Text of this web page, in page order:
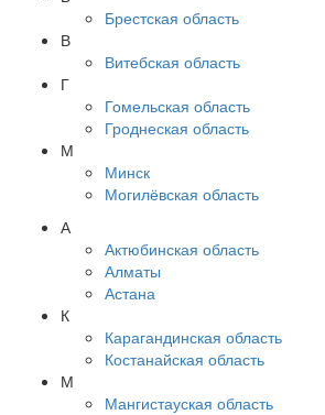
Брестская область
В
Витебская область
Г
Гомельская область
Гроднеская область
М
Минск
Могилёвская область
А
Актюбинская область
Алматы
Астана
К
Карагандинская область
Костанайская область
М
Мангистауская область